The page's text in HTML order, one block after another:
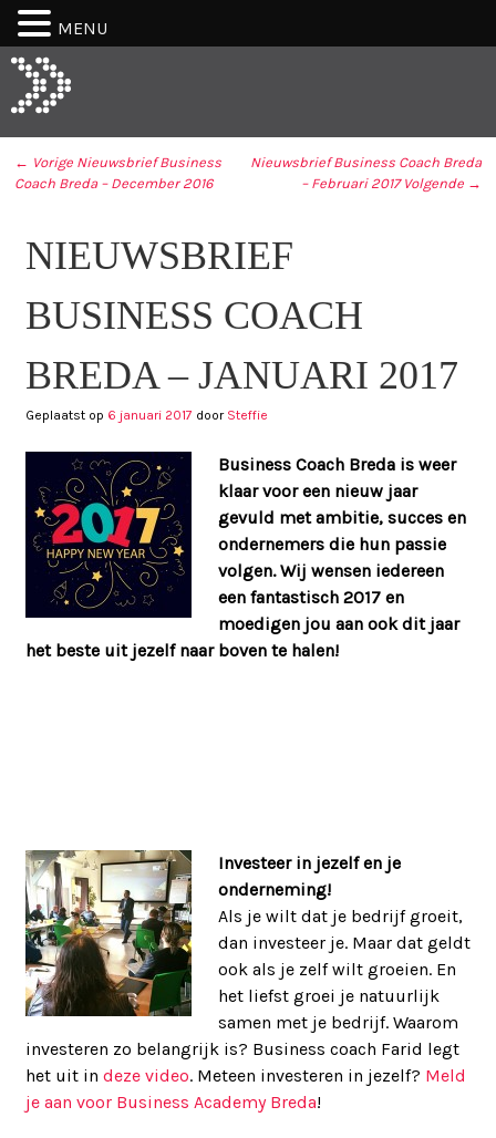
← VorigeNieuwsbrief Business
Coach Breda – December 2016
Nieuwsbrief Business Coach Breda
– Februari 2017 Volgende →
NIEUWSBRIEF
BUSINESS COACH
BREDA – JANUARI 2017
Geplaatst op 6 januari 2017 door Steffie
Business Coach Breda is weer
klaar voor een nieuw jaar
gevuld met ambitie, succes en
ondernemers die hun passie
volgen. Wij wensen iedereen
een fantastisch 2017 en
moedigen jou aan ook dit jaar
het beste uit jezelf naar boven te halen!
Investeer in jezelf en je
onderneming!
Als je wilt dat je bedrijf groeit,
dan investeer je. Maar dat geldt
ook als je zelf wilt groeien. En
het liefst groei je natuurlijk
samen met je bedrijf. Waarom
investeren zo belangrijk is? Business coach Farid legt
het uit in deze video. Meteen investeren in jezelf? Meld
je aan voor Business Academy Breda!
MENU